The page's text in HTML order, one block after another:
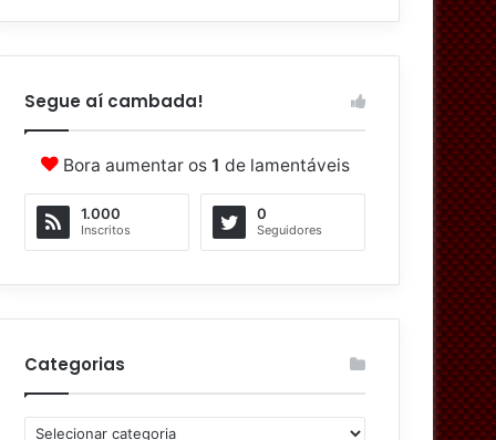
Segue aí cambada!
Bora aumentar os 1 de lamentáveis
1.000
Inscritos
0
Seguidores
Categorias